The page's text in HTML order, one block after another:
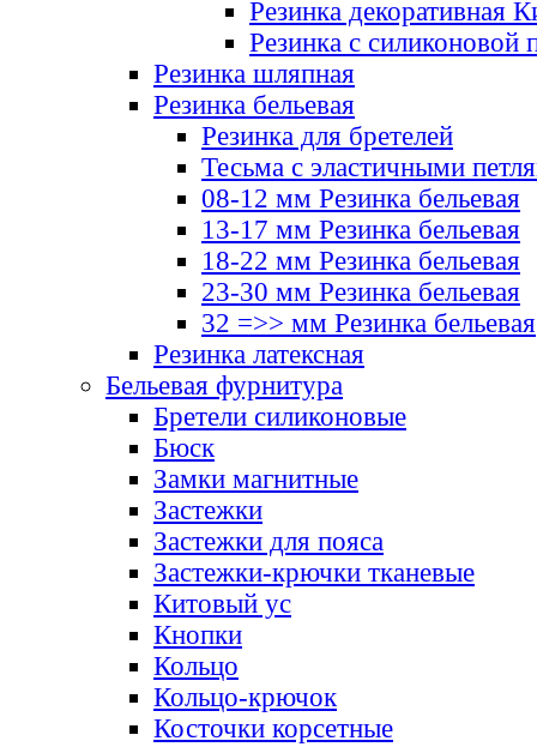
Резинка декоративная
Резинка с силиконовой
Резинка шляпная
Резинка бельевая
Резинка для бретелей
Тесьма с эластичными
08-12 мм Резинка бельевая
13-17 мм Резинка бельевая
18-22 мм Резинка бельевая
23-30 мм Резинка бельевая
32 =>> мм Резинка бельевая
Резинка латексная
Бельевая фурнитура
Бретели силиконовые
Бюск
Замки магнитные
Застежки
Застежки для пояса
Застежки-крючки тканевые
Китовый ус
Кнопки
Кольцо
Кольцо-крючок
Косточки корсетные